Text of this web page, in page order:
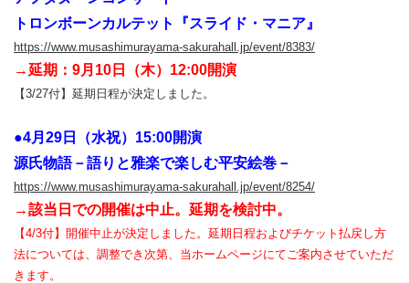
トロンボーンカルテット『スライド・マニア』
https://www.musashimurayama-sakurahall.jp/event/8383/
→延期：9月10日（木）12:00開演
【3/27付】延期日程が決定しました。
●4月29日（水祝）15:00開演
源氏物語－語りと雅楽で楽しむ平安絵巻－
https://www.musashimurayama-sakurahall.jp/event/8254/
→該当日での開催は中止。延期を検討中。
【4/3付】開催中止が決定しました。延期日程およびチケット払戻し方
法については、調整でき次第、当ホームページにてご案内させていただ
きます。